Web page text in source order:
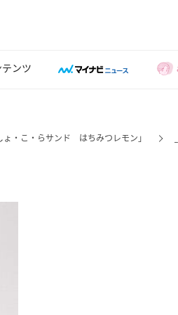
ンツ
ょ・こ・らサンド はちみつレモン」